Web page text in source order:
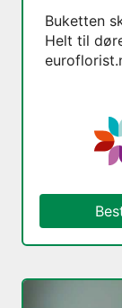
Buketten
Helt til